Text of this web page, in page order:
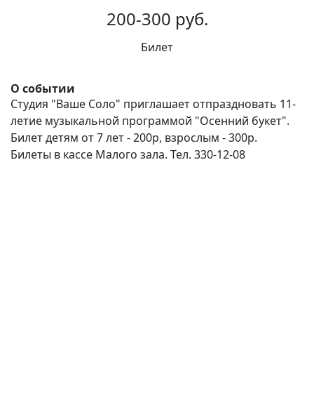
200-300 руб.
Билет
О событии
Студия "Ваше Соло" приглашает отпраздновать 11-
летие музыкальной программой "Осенний букет".
Билет детям от 7 лет - 200р, взрослым - 300р.
Билеты в кассе Малого зала. Тел. 330-12-08